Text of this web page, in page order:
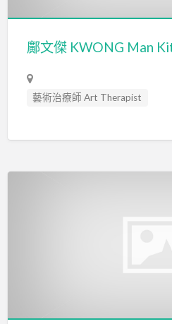
藝術治療師 Art Therapist